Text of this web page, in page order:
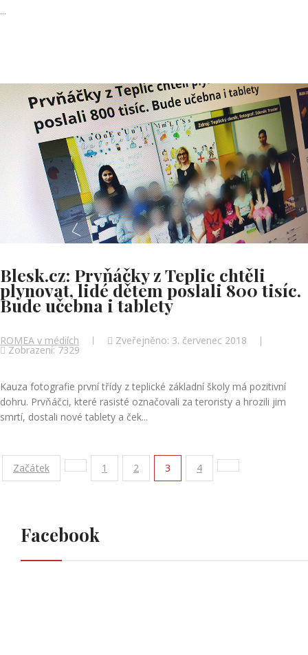
...
Blesk.cz: Prvňáčky z Teplic chtěli
plynovat, lidé dětem poslali 800 tisíc.
Bude učebna i tablety
ROMEA v médiích Zveřejněno: 3. červenec 2018
Zobrazení: 7329
Kauza fotografie první třídy z teplické základní školy má pozitivní
dohru. Prvňáčci, které rasisté označovali za teroristy a hrozili jim
smrtí, dostali nové tablety a ček...
Začátek 1 2 3 4
Facebook